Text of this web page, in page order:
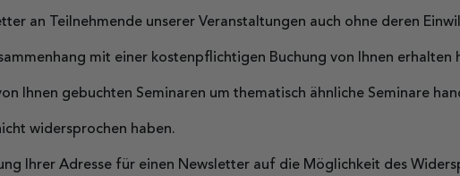
an Teilnehmende unserer Veranstaltungen auch ohne deren
mit einer kostenpflichtigen Buchung von Ihnen erhalten
Ihnen gebuchten Seminaren um thematisch ähnliche Seminare
widersprochen haben.
Ihrer Adresse für einen Newsletter auf die Möglichkeit des